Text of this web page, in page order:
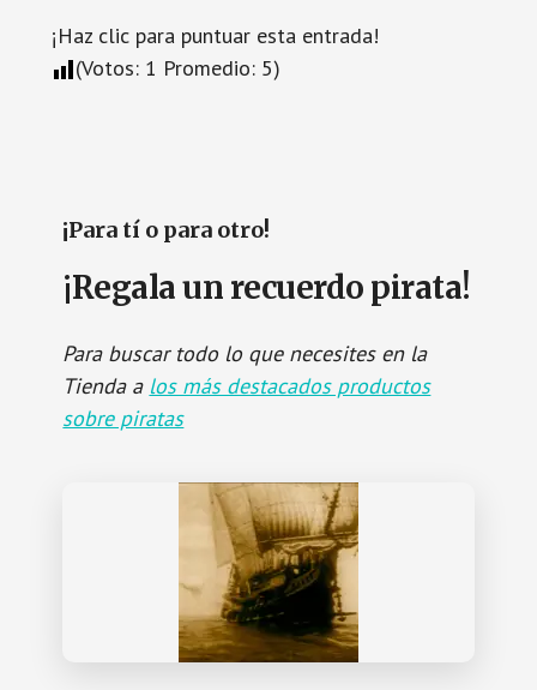
¡Haz clic para puntuar esta entrada!
(Votos: 1 Promedio: 5)
¡Para tí o para otro!
¡Regala un recuerdo pirata!
Para buscar todo lo que necesites en la
Tienda a los más destacados productos
sobre piratas